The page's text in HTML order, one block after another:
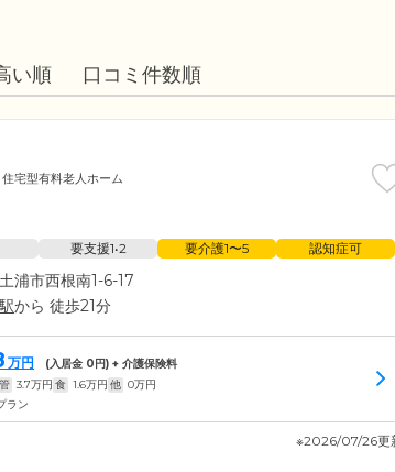
い順 口コミ件数順
住宅型有料老人ホーム
要支援1•2 要介護1〜5 認知症可
浦市西根南1-6-17
から 徒歩21分
万円 (入居金 0円) + 介護保険料
管 3.7万円 食 1.6万円 他 0万円
ラン
※2026/07/26更